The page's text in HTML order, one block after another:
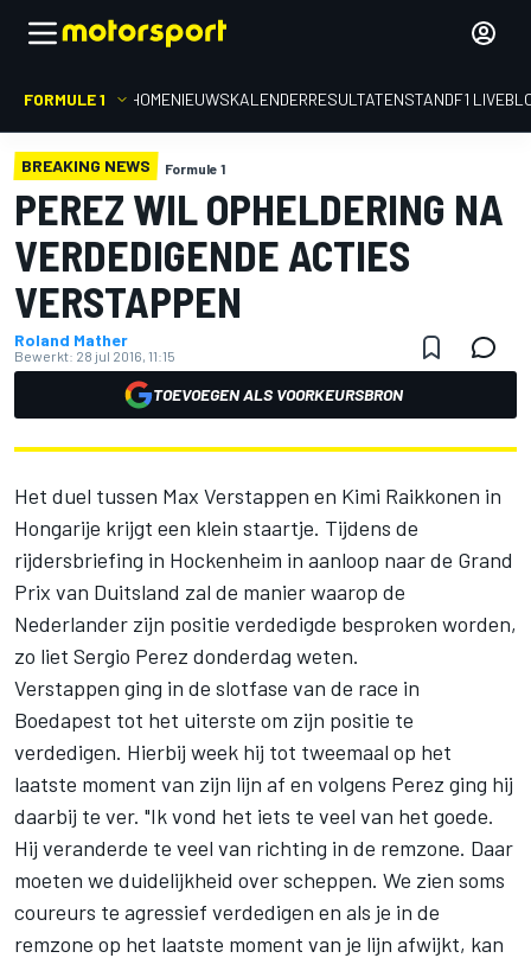
FORMULE 1 HOMENIEUWSKALENDERRESULTATENSTANDF1
BREAKING NEWS Formule 1
PEREZ WIL OPHELDERING NA
VERDEDIGENDE ACTIES
VERSTAPPEN
Roland Mather
Bewerkt: 28 jul 2016, 11:15
TOEVOEGEN ALS VOORKEURSBRON
Het duel tussen Max Verstappen en Kimi Raikkonen in
Hongarije krijgt een klein staartje. Tijdens de
rijdersbriefing in Hockenheim in aanloop naar de Grand
Prix van Duitsland zal de manier waarop de
Nederlander zijn positie verdedigde besproken worden,
zo liet Sergio Perez donderdag weten.
Verstappen ging in de slotfase van de race in
Boedapest tot het uiterste om zijn positie te
verdedigen. Hierbij week hij tot tweemaal op het
laatste moment van zijn lijn af en volgens Perez ging hij
daarbij te ver. "Ik vond het iets te veel van het goede.
Hij veranderde te veel van richting in de remzone. Daar
moeten we duidelijkheid over scheppen. We zien soms
coureurs te agressief verdedigen en als je in de
remzone op het laatste moment van je lijn afwijkt, kan